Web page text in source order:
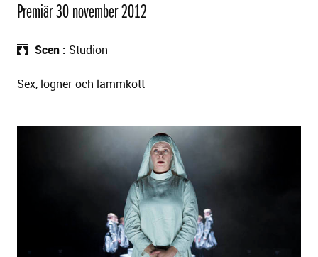
Premiär 30 november 2012
Scen Studion
Sex, lögner och lammkött